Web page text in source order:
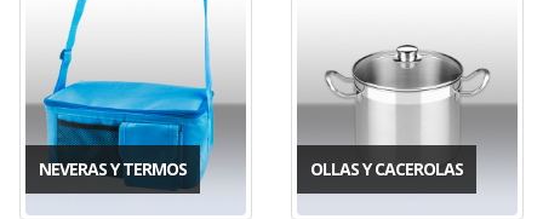
NEVERAS Y TERMOS OLLAS Y CACEROLAS